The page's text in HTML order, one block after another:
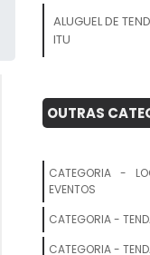
ALUGUEL DE
ITU
TENDA DE PRAIA
ALUGUEL
OUTRAS
CATEGORIA -
EVENTOS
CATEGORIA -
CATEGORIA -